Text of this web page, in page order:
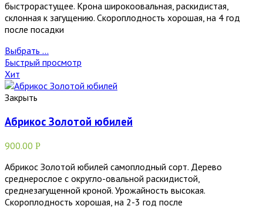
быстрорастущее. Крона широкоовальная, раскидистая,
склонная к загущению. Скороплодность хорошая, на 4 год
после посадки
Выбрать ...
Быстрый просмотр
Хит
Закрыть
Абрикос Золотой юбилей
900.00 Р
Абрикос Золотой юбилей самоплодный сорт. Дерево
среднерослое с округло-овальной раскидистой,
среднезагущенной кроной. Урожайность высокая.
Скороплодность хорошая, на 2-3 год после